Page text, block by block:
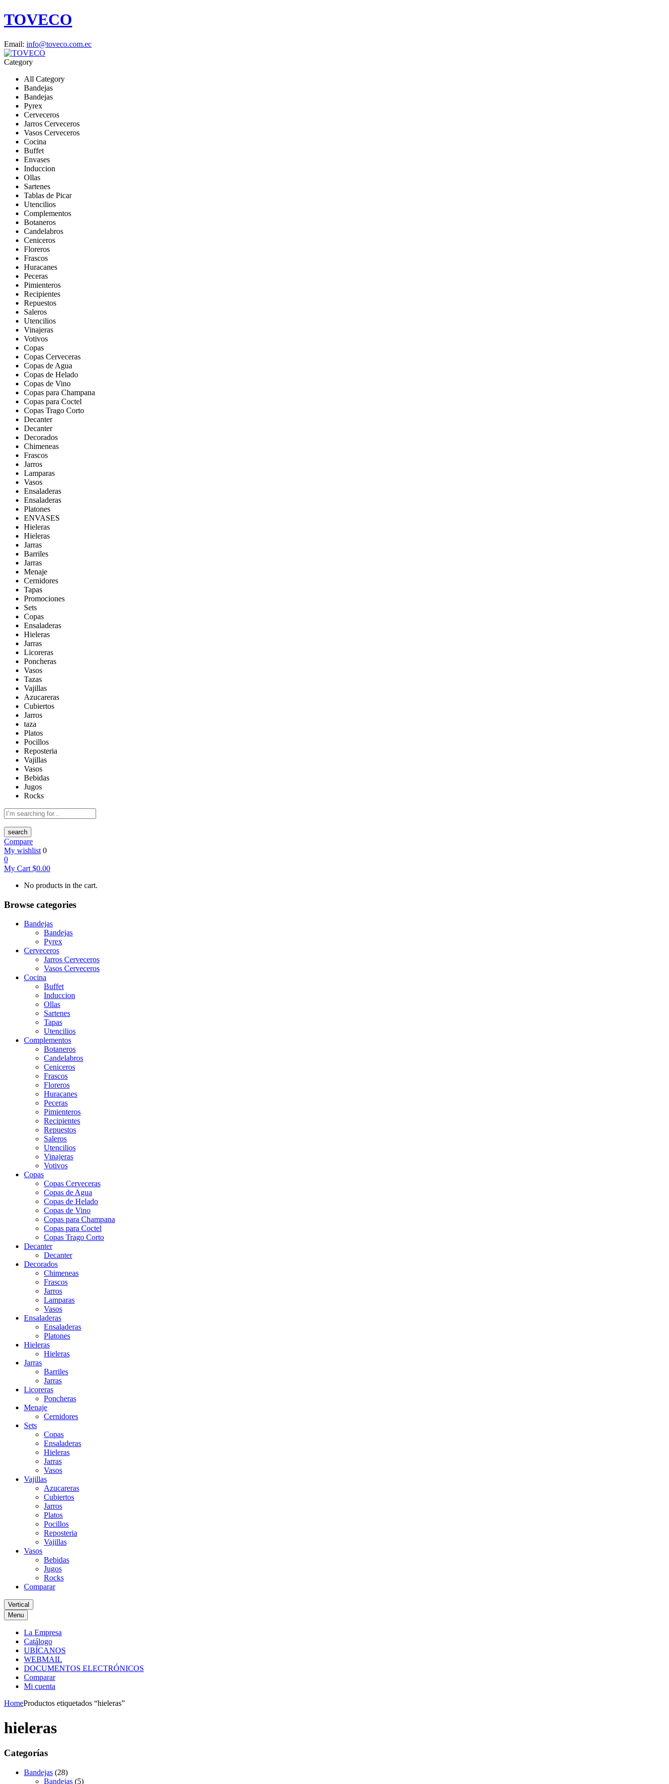
TOVECO
Email: info@toveco.com.ec
Category
All Category
Bandejas
Bandejas
Pyrex
Cerveceros
Jarros Cerveceros
Vasos Cerveceros
Cocina
Buffet
Envases
Induccion
Ollas
Sartenes
Tablas de Picar
Utencilios
Complementos
Botaneros
Candelabros
Ceniceros
Floreros
Frascos
Huracanes
Peceras
Pimienteros
Recipientes
Repuestos
Saleros
Utencilios
Vinajeras
Votivos
Copas
Copas Cerveceras
Copas de Agua
Copas de Helado
Copas de Vino
Copas para Champana
Copas para Coctel
Copas Trago Corto
Decanter
Decanter
Decorados
Chimeneas
Frascos
Jarros
Lamparas
Vasos
Ensaladeras
Ensaladeras
Platones
ENVASES
Hieleras
Hieleras
Jarras
Barriles
Jarras
Menaje
Cernidores
Tapas
Promociones
Sets
Copas
Ensaladeras
Hieleras
Jarras
Licoreras
Poncheras
Vasos
Tazas
Vajillas
Azucareras
Cubiertos
Jarros
taza
Platos
Pocillos
Reposteria
Vajillas
Vasos
Bebidas
Jugos
Rocks
search
Compare
My wishlist 0
0
My Cart $0.00
No products in the cart.
Browse categories
Bandejas
Bandejas
Pyrex
Cerveceros
Jarros Cerveceros
Vasos Cerveceros
Cocina
Buffet
Induccion
Ollas
Sartenes
Tapas
Utencilios
Complementos
Botaneros
Candelabros
Ceniceros
Frascos
Floreros
Huracanes
Peceras
Pimienteros
Recipientes
Repuestos
Saleros
Utencilios
Vinajeras
Votivos
Copas
Copas Cerveceras
Copas de Agua
Copas de Helado
Copas de Vino
Copas para Champana
Copas para Coctel
Copas Trago Corto
Decanter
Decanter
Decorados
Chimeneas
Frascos
Jarros
Lamparas
Vasos
Ensaladeras
Ensaladeras
Platones
Hieleras
Hieleras
Jarras
Barriles
Jarras
Licoreras
Poncheras
Menaje
Cernidores
Sets
Copas
Ensaladeras
Hieleras
Jarras
Vasos
Vajillas
Azucareras
Cubiertos
Jarros
Platos
Pocillos
Reposteria
Vajillas
Vasos
Bebidas
Jugos
Rocks
Comparar
Vertical
Menu
La Empresa
Catálogo
UBÍCANOS
WEBMAIL
DOCUMENTOS ELECTRÓNICOS
Comparar
Mi cuenta
HomeProductos etiquetados “hieleras”
hieleras
Categorías
Bandejas (28)
Bandejas (5)